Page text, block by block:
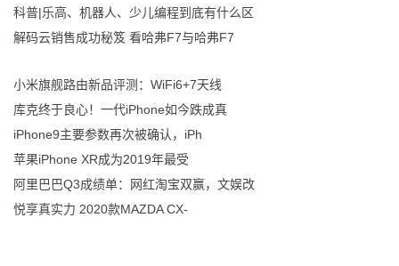
科普|乐高、机器人、少儿编程到底有什么区
解码云销售成功秘笈 看哈弗F7与哈弗F7
小米旗舰路由新品评测：WiFi6+7天线
库克终于良心！一代iPhone如今跌成真
iPhone9主要参数再次被确认，iPh
苹果iPhone XR成为2019年最受
阿里巴巴Q3成绩单：网红淘宝双赢，文娱改
悦享真实力 2020款MAZDA CX-